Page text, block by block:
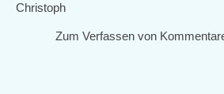
Christoph
Zum Verfassen von